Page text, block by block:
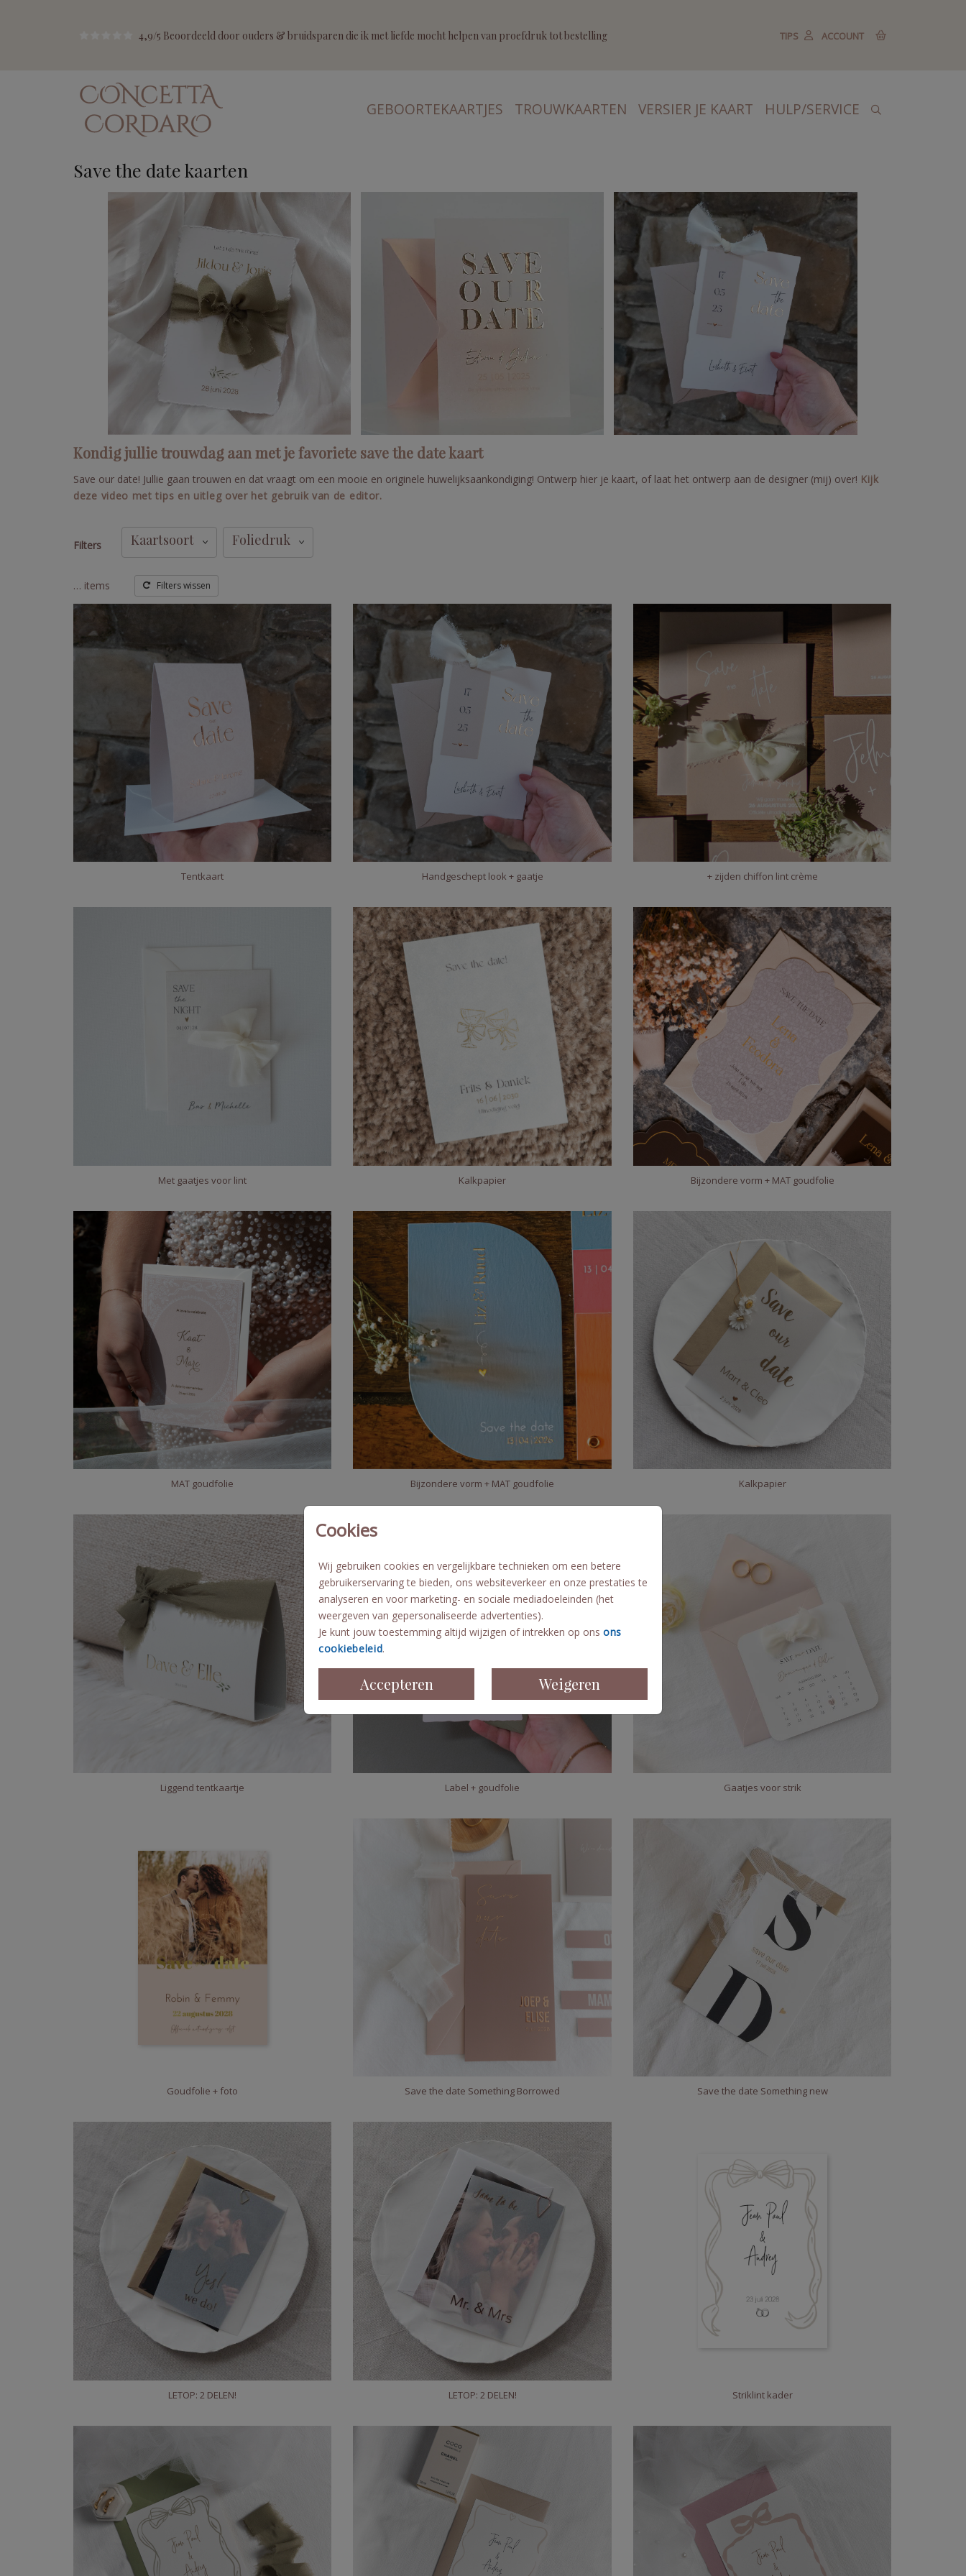
4,9/5 Beoordeeld door ouders & bruidsparen die ik met liefde mocht helpen van proefdruk tot bestelling TIPS ACCOUNT
GEBOORTEKAARTJES TROUWKAARTEN VERSIER JE KAART HULP/SERVICE
Cookies
Wij gebruiken cookies en vergelijkbare technieken om een betere
gebruikerservaring te bieden, ons websiteverkeer en onze prestaties te
analyseren en voor marketing- en sociale mediadoeleinden (het
weergeven van gepersonaliseerde advertenties).
Je kunt jouw toestemming altijd wijzigen of intrekken op ons ons
cookiebeleid.
Accepteren Weigeren
Save the date kaarten
Kondig jullie trouwdag aan met je favoriete save the date kaart
Save our date! Jullie gaan trouwen en dat vraagt om een mooie en originele huwelijksaankondiging! Ontwerp hier je kaart, of laat het ontwerp aan de designer (mij) over! Kijk
deze video met tips en uitleg over het gebruik van de editor.
Filters Kaartsoort Foliedruk
… items Filters wissen
Tentkaart Handgeschept look + gaatje + zijden chiffon lint crème
Met gaatjes voor lint Kalkpapier Bijzondere vorm + MAT goudfolie
MAT goudfolie Bijzondere vorm + MAT goudfolie Kalkpapier
Liggend tentkaartje Label + goudfolie Gaatjes voor strik
Goudfolie + foto Save the date Something Borrowed Save the date Something new
LETOP: 2 DELEN! LETOP: 2 DELEN! Striklint kader